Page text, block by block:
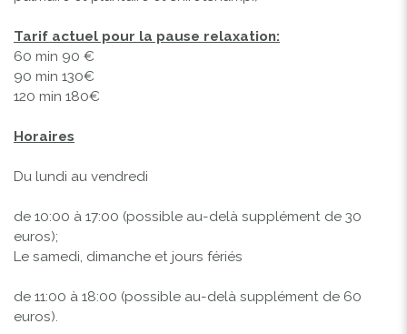
Tarif actuel pour la pause relaxation:
60 min 90 €
90 min 130€
120 min 180€
Horaires
Du lundi au vendredi
de 10:00 à 17:00 (possible au-delà supplément de 30
euros);
Le samedi, dimanche et jours fériés
de 11:00 à 18:00 (possible au-delà supplément de 60
euros).